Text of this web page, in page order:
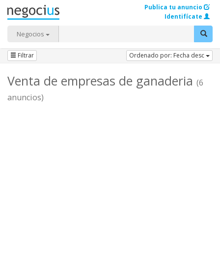
Negocios
Publica tu anuncio
Identifícate
Filtrar Ordenado por: Fecha desc
Venta de empresas de ganaderia (6
anuncios)